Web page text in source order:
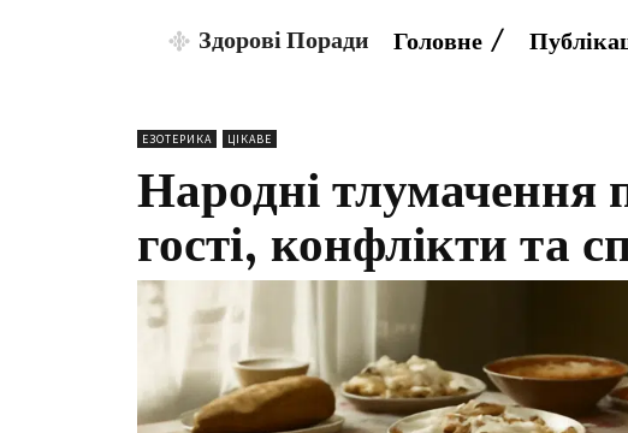
Здорові Поради Головне
ЕЗОТЕРИКА ЦІКАВЕ
Народні тлумачення
гості, конфлікти та